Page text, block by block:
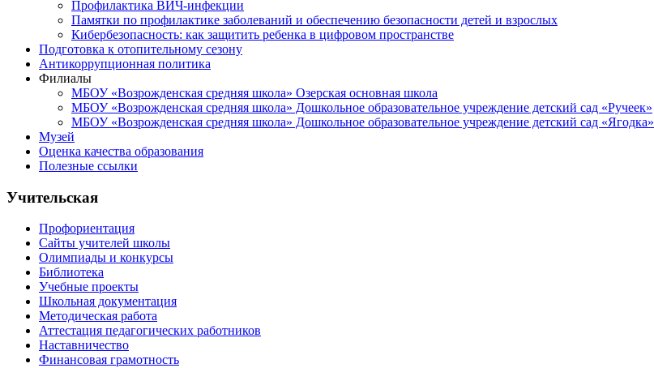
Профилактика ВИЧ-инфекции
Памятки по профилактике заболеваний и обеспечению безопасности детей и взрослых
Кибербезопасность: как защитить ребенка в цифровом пространстве
Подготовка к отопительному сезону
Антикоррупционная политика
Филиалы
МБОУ «Возрожденская средняя школа» Озерская основная школа
МБОУ «Возрожденская средняя школа» Дошкольное образовательное учреждение детский сад «Ручеек»
МБОУ «Возрожденская средняя школа» Дошкольное образовательное учреждение детский сад «Ягодка»
Музей
Оценка качества образования
Полезные ссылки
Учительская
Профориентация
Сайты учителей школы
Олимпиады и конкурсы
Библиотека
Учебные проекты
Школьная документация
Методическая работа
Аттестация педагогических работников
Наставничество
Финансовая грамотность